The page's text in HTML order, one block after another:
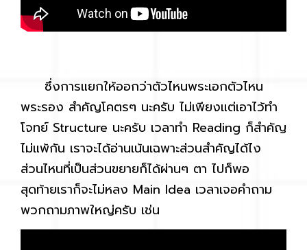
ซึ่งการแยกให้ออกว่าตัวไหนพระเอกตัวไหน
พระรอง สำคัญโคตรๆ นะครับ ไม่เพียงแต่เอาไว้ทำ
โจทย์ Structure นะครับ เวลาทำ Reading ก็สำคัญ
ไม่แพ้กัน เราจะได้อ่านเน้นเฉพาะส่วนสำคัญได้ไง
ส่วนไหนที่เป็นส่วนขยายก็ได้ผ่านๆ ตา ไปก็พอ
สุดท้ายเราก็จะไม่หลง Main Idea เวลาเจอคำถาม
พวกถามภาพใหญ่ครับ เช่น